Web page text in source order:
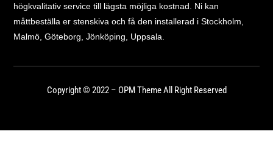
högkvalitativ service till lägsta möjliga kostnad. Ni kan
måttbeställa er stenskiva och få den installerad i Stockholm,
Malmö, Göteborg, Jönköping, Uppsala.
Copyright © 2022 – OPM Theme All Right Reserved